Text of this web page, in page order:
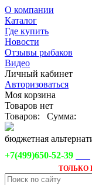
О компании
Каталог
Где купить
Новости
Отзывы рыбаков
Видео
Личный кабинет
Авторизоваться
Моя корзина
Товаров нет
Товаров:
Сумма:
бюджетная
+7(499)650-52-39
ТОЛЬКО